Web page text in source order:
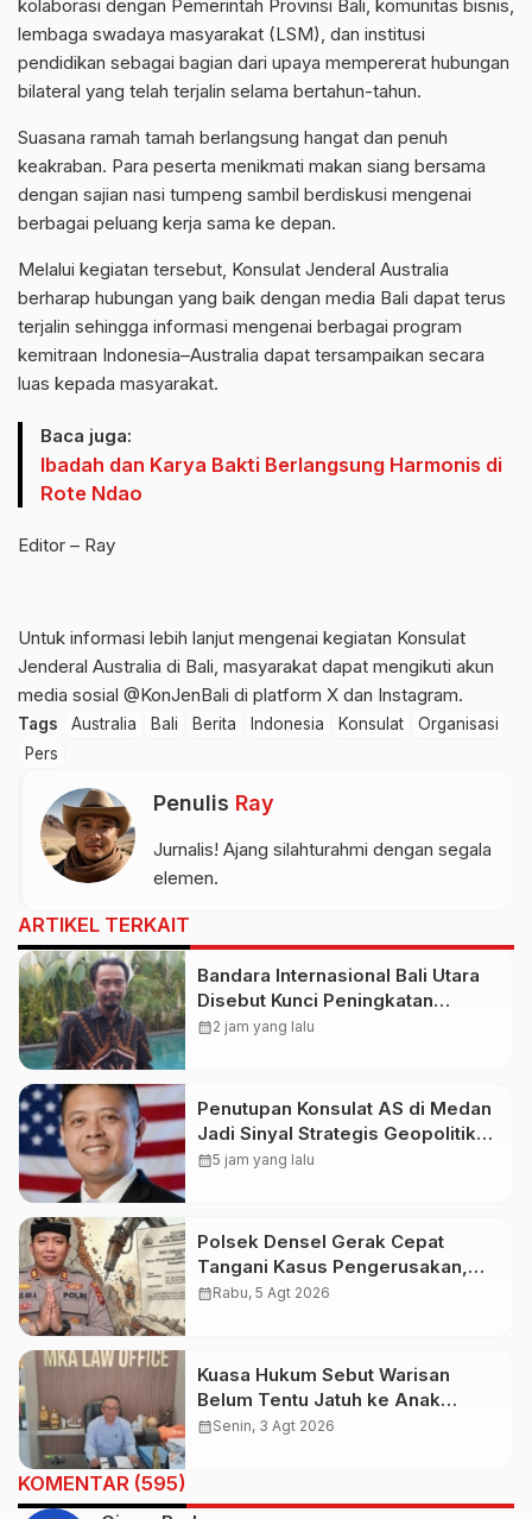
kolaborasi dengan Pemerintah Provinsi Bali, komunitas bisnis,
lembaga swadaya masyarakat (LSM), dan institusi
pendidikan sebagai bagian dari upaya mempererat hubungan
bilateral yang telah terjalin selama bertahun-tahun.
Suasana ramah tamah berlangsung hangat dan penuh
keakraban. Para peserta menikmati makan siang bersama
dengan sajian nasi tumpeng sambil berdiskusi mengenai
berbagai peluang kerja sama ke depan.
Melalui kegiatan tersebut, Konsulat Jenderal Australia
berharap hubungan yang baik dengan media Bali dapat terus
terjalin sehingga informasi mengenai berbagai program
kemitraan Indonesia–Australia dapat tersampaikan secara
luas kepada masyarakat.
Baca juga:
Ibadah dan Karya Bakti Berlangsung Harmonis di
Rote Ndao
Editor – Ray
Untuk informasi lebih lanjut mengenai kegiatan Konsulat
Jenderal Australia di Bali, masyarakat dapat mengikuti akun
media sosial @KonJenBali di platform X dan Instagram.
Tags Australia Bali Berita Indonesia Konsulat
Organisasi
Pers
Penulis Ray
Jurnalis! Ajang silahturahmi dengan segala
elemen.
ARTIKEL TERKAIT
Bandara Internasional Bali Utara
Disebut Kunci Peningkatan
Pariwisata Indonesia Timur dan
calendar_month2 jam yang lalu
Penutupan Konsulat AS di Medan
Jadi Sinyal Strategis Geopolitik
Baru bagi Indonesia
calendar_month5 jam yang lalu
Polsek Densel Gerak Cepat
Tangani Kasus Pengerusakan,
Kapolsek: Kami Sudah Koordinasi
calendar_monthRabu, 5 Agt 2026
Kuasa Hukum Sebut Warisan
Belum Tentu Jatuh ke Anak
Kandung, Jero Mangku “Merusak
calendar_monthSenin, 3 Agt 2026
KOMENTAR (595)